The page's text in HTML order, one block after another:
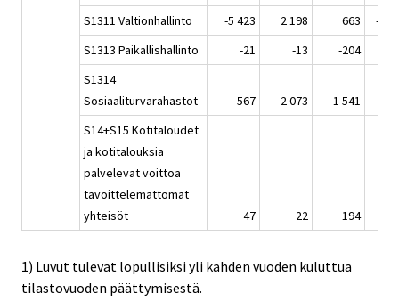
S1311 Valtionhallinto
-5 423 2 198 663
-10
S1313 Paikallishallinto
-21 -13 -204
S1314
Sosiaaliturvarahastot
567 2 073 1 541
S14+S15 Kotitaloudet
ja kotitalouksia
palvelevat voittoa
tavoittelemattomat
yhteisöt
47 22 194
1) Luvut tulevat lopullisiksi yli kahden vuoden kuluttua
tilastovuoden päättymisestä.